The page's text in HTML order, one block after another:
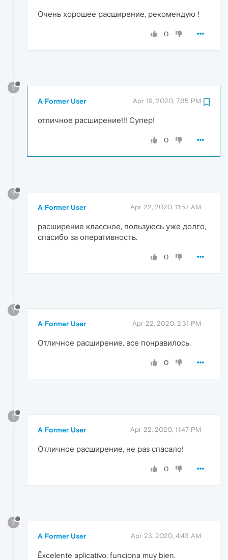
Очень хорошее расширение, рекомендую !
0
?
A Former User Apr 19, 2020, 7:35 PM
отличное расширение!!! Супер!
0
?
A Former User Apr 22, 2020, 11:57 AM
расширение классное, пользуюсь уже долго,
спасибо за оперативность.
0
?
A Former User Apr 22, 2020, 2:31 PM
Отличное расширение, все понравилось.
0
?
A Former User Apr 22, 2020, 11:47 PM
Отличное расширение, не раз спасало!
0
?
A Former User Apr 23, 2020, 4:43 AM
Ëxcelente aplicativo, funciona muy bien.